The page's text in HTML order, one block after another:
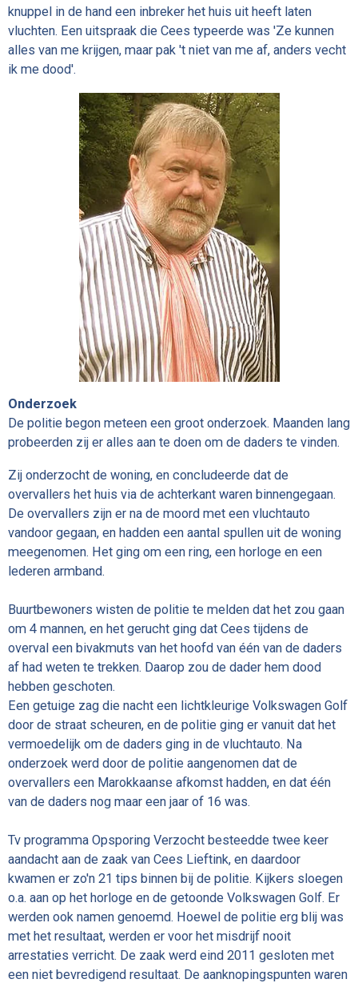
knuppel in de hand een inbreker het huis uit heeft laten
vluchten. Een uitspraak die Cees typeerde was 'Ze kunnen
alles van me krijgen, maar pak 't niet van me af, anders vecht
ik me dood'.
Onderzoek
De politie begon meteen een groot onderzoek. Maanden lang
probeerden zij er alles aan te doen om de daders te vinden.
Zij onderzocht de woning, en concludeerde dat de
overvallers het huis via de achterkant waren binnengegaan.
De overvallers zijn er na de moord met een vluchtauto
vandoor gegaan, en hadden een aantal spullen uit de woning
meegenomen. Het ging om een ring, een horloge en een
lederen armband.
Buurtbewoners wisten de politie te melden dat het zou gaan
om 4 mannen, en het gerucht ging dat Cees tijdens de
overval een bivakmuts van het hoofd van één van de daders
af had weten te trekken. Daarop zou de dader hem dood
hebben geschoten.
Een getuige zag die nacht een lichtkleurige Volkswagen Golf
door de straat scheuren, en de politie ging er vanuit dat het
vermoedelijk om de daders ging in de vluchtauto. Na
onderzoek werd door de politie aangenomen dat de
overvallers een Marokkaanse afkomst hadden, en dat één
van de daders nog maar een jaar of 16 was.
Tv programma Opsporing Verzocht besteedde twee keer
aandacht aan de zaak van Cees Lieftink, en daardoor
kwamen er zo'n 21 tips binnen bij de politie. Kijkers sloegen
o.a. aan op het horloge en de getoonde Volkswagen Golf. Er
werden ook namen genoemd. Hoewel de politie erg blij was
met het resultaat, werden er voor het misdrijf nooit
arrestaties verricht. De zaak werd eind 2011 gesloten met
een niet bevredigend resultaat. De aanknopingspunten waren